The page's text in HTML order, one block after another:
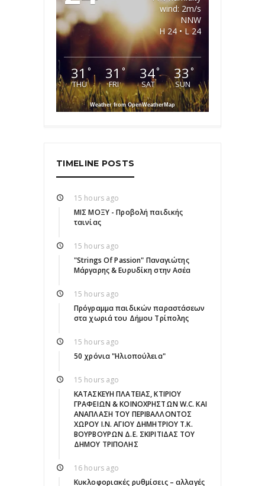
wind: 2m/s
NNW
H 24 • L 24
31 °
THU
31°
FRI
34°
SAT
33 °
SUN
Weather from OpenWeatherMap
TIMELINE POSTS
15 hours ago
ΜΙΣ ΜΟΞΥ - Προβολή παιδικής
ταινίας
15 hours ago
"Strings Of Passion" Παναγιώτης
Μάργαρης & Ευρυδίκη στην Ασέα
15 hours ago
Πρόγραμμα παιδικών παραστάσεων
στα χωριά του Δήμου Τρίπολης
15 hours ago
50 χρόνια "Ηλιοπούλεια"
15 hours ago
ΚΑΤΑΣΚΕΥΗ ΠΛΑΤΕΙΑΣ, ΚΤΙΡΙΟΥ
ΓΡΑΦΕΙΩΝ & ΚΟΙΝΟΧΡΗΣΤΩΝ W.C. ΚΑΙ
ΑΝΑΠΛΑΣΗ ΤΟΥ ΠΕΡΙΒΑΛΛΟΝΤΟΣ
ΧΩΡΟΥ Ι.Ν. ΑΓΙΟΥ ΔΗΜΗΤΡΙΟΥ Τ.Κ.
ΒΟΥΡΒΟΥΡΩΝ Δ.Ε. ΣΚΙΡΙΤΙΔΑΣ ΤΟΥ
ΔΗΜΟΥ ΤΡΙΠΟΛΗΣ
16 hours ago
Κυκλοφοριακές ρυθμίσεις – αλλαγές